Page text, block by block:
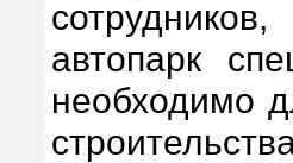
автопарк
необходимо